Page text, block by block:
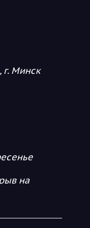
г. Минск
на